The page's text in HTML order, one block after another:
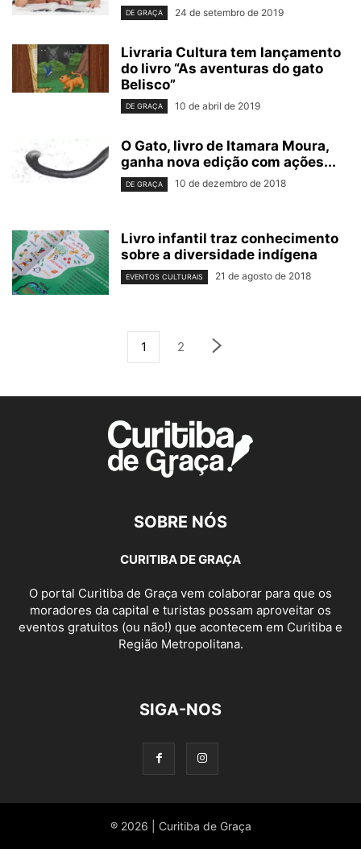
DE GRAÇA 24 de setembro de 2019
Livraria Cultura tem lançamento
do livro “As aventuras do gato
Belisco”
DE GRAÇA 10 de abril de 2019
O Gato, livro de Itamara Moura,
ganha nova edição com ações...
DE GRAÇA 10 de dezembro de 2018
Livro infantil traz conhecimento
sobre a diversidade indígena
EVENTOS CULTURAIS 21 de agosto de 2018
1 2
SOBRE NÓS
CURITIBA DE GRAÇA
O portal Curitiba de Graça vem colaborar para que os
moradores da capital e turistas possam aproveitar os
eventos gratuitos (ou não!) que acontecem em Curitiba e
Região Metropolitana.
SIGA-NOS
® 2026 | Curitiba de Graça